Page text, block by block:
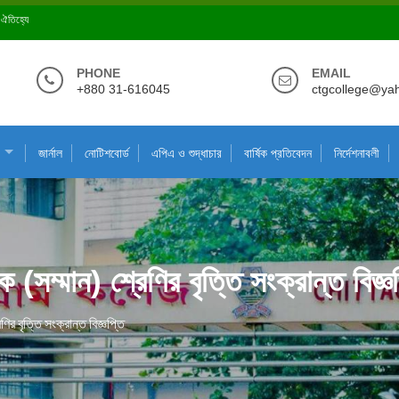
ঐতিহ্যে
PHONE
+880 31-616045
EMAIL
জার্নাল নোটিশবোর্ড এপিএ ও শুদ্ধাচার বার্ষিক প্রতিবেদন নির্দেশনাবলী
শ্রেণির বৃত্তি সংক্রান্ত
বৃত্তি সংক্রান্ত বিজ্ঞপ্তি